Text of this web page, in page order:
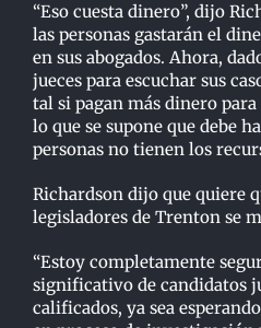
“Eso cuesta dinero”, dijo
las personas gastarán el
en sus abogados. Ahora,
jueces para escuchar sus
tal si pagan más dinero
lo que se supone quedebe
personas no tienen los
Richardson dijo que quiere
legisladores de Trenton se
“Estoy completamente
significativo de candidatos
calificados, ya sea